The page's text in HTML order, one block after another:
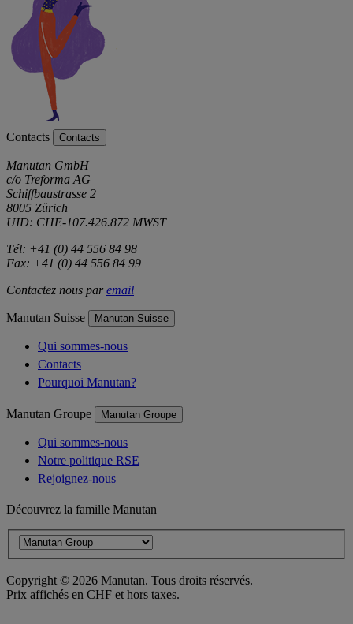
Contacts Contacts
Manutan GmbH
c/o Treforma AG
Schiffbaustrasse 2
8005 Zürich
UID: CHE-107.426.872 MWST
Tél: +41 (0) 44 556 84 98
Fax: +41 (0) 44 556 84 99
Contactez nous paremail
Manutan Suisse Manutan Suisse
Qui sommes-nous
Contacts
Pourquoi Manutan?
Manutan Groupe Manutan Groupe
Qui sommes-nous
Notre politique RSE
Rejoignez-nous
Découvrez la famille Manutan
Copyright © 2026 Manutan. Tous droits réservés.
Prix affichés en CHF et hors taxes.